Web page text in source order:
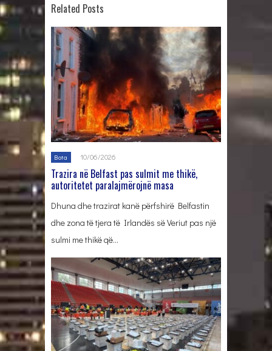
Related Posts
Bota 10/06/2026
Trazira në Belfast pas sulmit me thikë,
autoritetet paralajmërojnë masa
Dhuna dhe trazirat kanë përfshirë Belfastin
dhe zona të tjera të Irlandës së Veriut pas një
sulmi me thikë që…